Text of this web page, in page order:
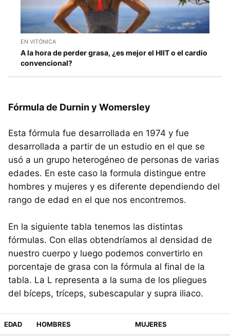
EN VITÓNICA
A la hora de perder grasa, ¿es mejor el HIIT o el cardio
convencional?
Fórmula de Durnin y Womersley
Esta fórmula fue desarrollada en 1974 y fue
desarrollada a partir de un estudio en el que se
usó a un grupo heterogéneo de personas de varias
edades. En este caso la formula distingue entre
hombres y mujeres y es diferente dependiendo del
rango de edad en el que nos encontremos.
En la siguiente tabla tenemos las distintas
fórmulas. Con ellas obtendríamos al densidad de
nuestro cuerpo y luego podemos convertirlo en
porcentaje de grasa con la fórmula al final de la
tabla. La L representa a la suma de los pliegues
del bíceps, tríceps, subescapular y supra iliaco.
EDAD HOMBRES MUJERES